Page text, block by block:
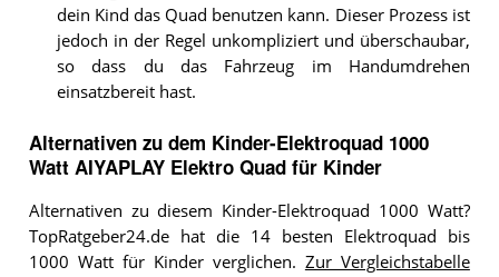
dein Kind das Quad benutzen kann. Dieser Prozess ist
jedoch in der Regel unkompliziert und überschaubar,
so dass du das Fahrzeug im Handumdrehen
einsatzbereit hast.
Alternativen zu dem Kinder-Elektroquad 1000
Watt AIYAPLAY Elektro Quad für Kinder
Alternativen zu diesem Kinder-Elektroquad 1000 Watt?
TopRatgeber24.de hat die 14 besten Elektroquad bis
1000 Watt für Kinder verglichen. Zur Vergleichstabelle